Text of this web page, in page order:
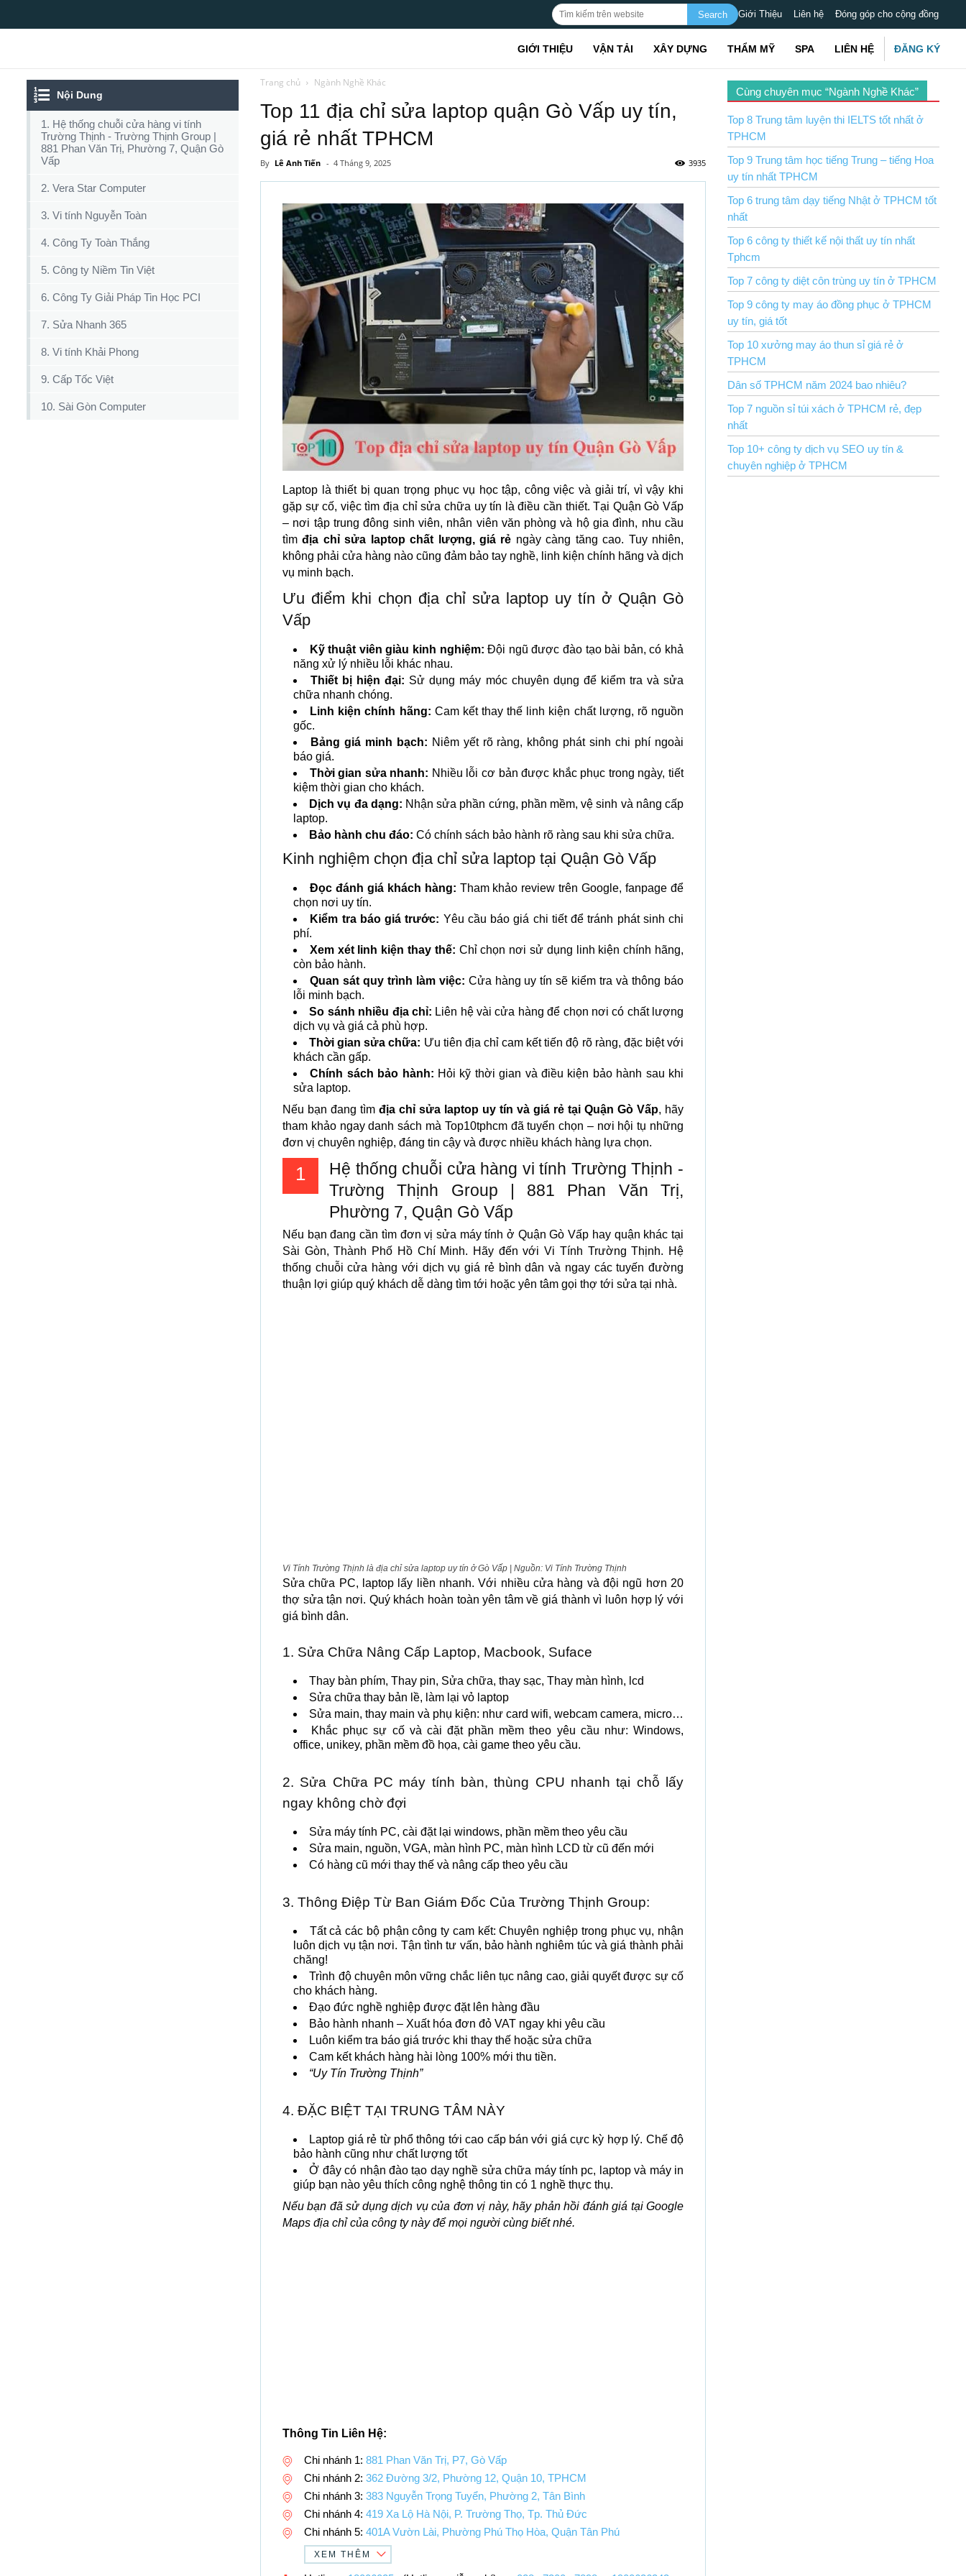
Giới Thiệu Liên hệ Đóng góp cho cộng đồng
GIỚI THIỆU VẬN TẢI XÂY DỰNG THẨM MỸ SPA LIÊN HỆ ĐĂNG KÝ
Nội Dung
1. Hệ thống chuỗi cửa hàng vi tính
Trường Thịnh - Trường Thịnh Group |
881 Phan Văn Trị, Phường 7, Quận Gò
Vấp
2. Vera Star Computer
3. Vi tính Nguyễn Toàn
4. Công Ty Toàn Thắng
5. Công ty Niềm Tin Việt
6. Công Ty Giải Pháp Tin Học PCI
7. Sửa Nhanh 365
8. Vi tính Khải Phong
9. Cấp Tốc Việt
10. Sài Gòn Computer
Trang chủ Ngành Nghề Khác
Top 11 địa chỉ sửa laptop quận Gò Vấp uy tín,
giá rẻ nhất TPHCM
By Lê Anh Tiến - 4 Tháng 9, 2025 3935
Laptop là thiết bị quan trọng phục vụ học tập, công việc và giải trí, vì vậy khi
gặp sự cố, việc tìm địa chỉ sửa chữa uy tín là điều cần thiết. Tại Quận Gò Vấp
– nơi tập trung đông sinh viên, nhân viên văn phòng và hộ gia đình, nhu cầu
tìmđịa chỉ sửa laptop chất lượng, giá rẻ ngày càng tăng cao. Tuy nhiên,
không phải cửa hàng nào cũng đảm bảo tay nghề, linh kiện chính hãng và dịch
vụ minh bạch.
Ưu điểm khi chọn địa chỉ sửa laptop uy tín ở Quận Gò
Vấp
Kỹ thuật viên giàu kinh nghiệm: Đội ngũ được đào tạo bài bản, có khả
năng xử lý nhiều lỗi khác nhau.
Thiết bị hiện đại: Sử dụng máy móc chuyên dụng để kiểm tra và sửa
chữa nhanh chóng.
Linh kiện chính hãng: Cam kết thay thế linh kiện chất lượng, rõ nguồn
gốc.
Bảng giá minh bạch: Niêm yết rõ ràng, không phát sinh chi phí ngoài
báo giá.
Thời gian sửa nhanh: Nhiều lỗi cơ bản được khắc phục trong ngày, tiết
kiệm thời gian cho khách.
Dịch vụ đa dạng: Nhận sửa phần cứng, phần mềm, vệ sinh và nâng cấp
laptop.
Bảo hành chu đáo: Có chính sách bảo hành rõ ràng sau khi sửa chữa.
Kinh nghiệm chọn địa chỉ sửa laptop tại Quận Gò Vấp
Đọc đánh giá khách hàng: Tham khảo review trên Google, fanpage để
chọn nơi uy tín.
Kiểm tra báo giá trước: Yêu cầu báo giá chi tiết để tránh phát sinh chi
phí.
Xem xét linh kiện thay thế: Chỉ chọn nơi sử dụng linh kiện chính hãng,
còn bảo hành.
Quan sát quy trình làm việc: Cửa hàng uy tín sẽ kiểm tra và thông báo
lỗi minh bạch.
So sánh nhiều địa chỉ: Liên hệ vài cửa hàng để chọn nơi có chất lượng
dịch vụ và giá cả phù hợp.
Thời gian sửa chữa: Ưu tiên địa chỉ cam kết tiến độ rõ ràng, đặc biệt với
khách cần gấp.
Chính sách bảo hành: Hỏi kỹ thời gian và điều kiện bảo hành sau khi
sửa laptop.
Nếu bạn đang tìm địa chỉ sửa laptop uy tín và giá rẻ tại Quận Gò Vấp, hãy
tham khảo ngay danh sách mà Top10tphcm đã tuyển chọn – nơi hội tụ những
đơn vị chuyên nghiệp, đáng tin cậy và được nhiều khách hàng lựa chọn.
1
Hệ thống chuỗi cửa hàng vi tính Trường Thịnh -
Trường Thịnh Group | 881 Phan Văn Trị,
Phường 7, Quận Gò Vấp
Nếu bạn đang cần tìm đơn vị sửa máy tính ở Quận Gò Vấp hay quận khác tại
Sài Gòn, Thành Phố Hồ Chí Minh. Hãy đến với Vi Tính Trường Thịnh. Hệ
thống chuỗi cửa hàng với dịch vụ giá rẻ bình dân và ngay các tuyến đường
thuận lợi giúp quý khách dễ dàng tìm tới hoặc yên tâm gọi thợ tới sửa tại nhà.
Vi Tính Trường Thịnh là địa chỉ sửa laptop uy tín ở Gò Vấp | Nguồn: Vi Tính Trường Thịnh
Sửa chữa PC, laptop lấy liền nhanh. Với nhiều cửa hàng và đội ngũ hơn 20
thợ sửa tận nơi. Quý khách hoàn toàn yên tâm về giá thành vì luôn hợp lý với
giá bình dân.
1. Sửa Chữa Nâng Cấp Laptop, Macbook, Suface
Thay bàn phím, Thay pin, Sửa chữa, thay sạc, Thay màn hình, lcd
Sửa chữa thay bản lề, làm lại vỏ laptop
Sửa main, thay main và phụ kiện: như card wifi, webcam camera, micro…
Khắc phục sự cố và cài đặt phần mềm theo yêu cầu như: Windows,
office, unikey, phần mềm đồ họa, cài game theo yêu cầu.
2. Sửa Chữa PC máy tính bàn, thùng CPU nhanh tại chỗ lấy
ngay không chờ đợi
Sửa máy tính PC, cài đặt lại windows, phần mềm theo yêu cầu
Sửa main, nguồn, VGA, màn hình PC, màn hình LCD từ cũ đến mới
Có hàng cũ mới thay thế và nâng cấp theo yêu cầu
3. Thông Điệp Từ Ban Giám Đốc Của Trường Thịnh Group:
Tất cả các bộ phận công ty cam kết: Chuyên nghiệp trong phục vụ, nhận
luôn dịch vụ tận nơi. Tận tình tư vấn, bảo hành nghiêm túc và giá thành phải
chăng!
Trình độ chuyên môn vững chắc liên tục nâng cao, giải quyết được sự cố
cho khách hàng.
Đạo đức nghề nghiệp được đặt lên hàng đầu
Bảo hành nhanh – Xuất hóa đơn đỏ VAT ngay khi yêu cầu
Luôn kiểm tra báo giá trước khi thay thế hoặc sửa chữa
Cam kết khách hàng hài lòng 100% mới thu tiền.
“Uy Tín Trường Thịnh”
4. ĐẶC BIỆT TẠI TRUNG TÂM NÀY
Laptop giá rẻ từ phổ thông tới cao cấp bán với giá cực kỳ hợp lý. Chế độ
bảo hành cũng như chất lượng tốt
Ở đây có nhận đào tạo dạy nghề sửa chữa máy tính pc, laptop và máy in
giúp bạn nào yêu thích công nghệ thông tin có 1 nghề thực thụ.
Nếu bạn đã sử dụng dịch vụ của đơn vị này, hãy phản hồi đánh giá tại Google
Maps địa chỉ của công ty này để mọi người cùng biết nhé.
Thông Tin Liên Hệ:
Chi nhánh 1: 881 Phan Văn Trị, P7, Gò Vấp
Chi nhánh 2: 362 Đường 3/2, Phường 12, Quận 10, TPHCM
Chi nhánh 3: 383 Nguyễn Trọng Tuyển, Phường 2, Tân Bình
Chi nhánh 4: 419 Xa Lộ Hà Nội, P. Trường Thọ, Tp. Thủ Đức
Chi nhánh 5: 401A Vườn Lài, Phường Phú Thọ Hòa, Quận Tân Phú
XEM THÊM
Cùng chuyên mục “Ngành Nghề Khác”
Top 8 Trung tâm luyện thi IELTS tốt nhất ở
TPHCM
Top 9 Trung tâm học tiếng Trung – tiếng Hoa
uy tín nhất TPHCM
Top 6 trung tâm dạy tiếng Nhật ở TPHCM tốt
nhất
Top 6 công ty thiết kế nội thất uy tín nhất
Tphcm
Top 7 công ty diệt côn trùng uy tín ở TPHCM
Top 9 công ty may áo đồng phục ở TPHCM
uy tín, giá tốt
Top 10 xưởng may áo thun sỉ giá rẻ ở
TPHCM
Dân số TPHCM năm 2024 bao nhiêu?
Top 7 nguồn sỉ túi xách ở TPHCM rẻ, đẹp
nhất
Top 10+ công ty dịch vụ SEO uy tín &
chuyên nghiệp ở TPHCM